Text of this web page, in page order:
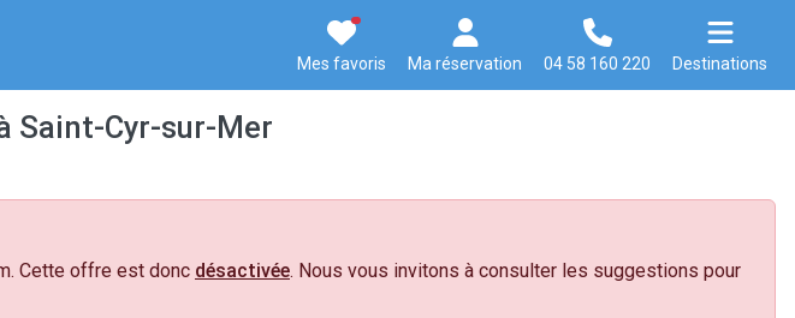
Mes favoris Ma réservation 04 58 160 220 Destinations
Saint-Cyr-sur-Mer
Cette offre est donc désactivée. Nous vous invitons à consulter les suggestions pour